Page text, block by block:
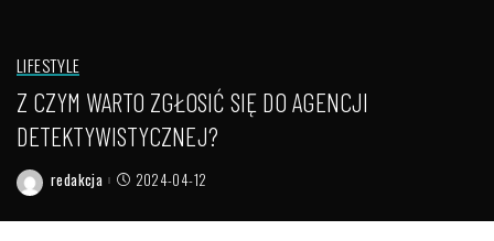
LIFESTYLE
Z CZYM WARTO ZGŁOSIĆ SIĘ DO AGENCJI
DETEKTYWISTYCZNEJ?
Posted
redakcja 2024-04-12